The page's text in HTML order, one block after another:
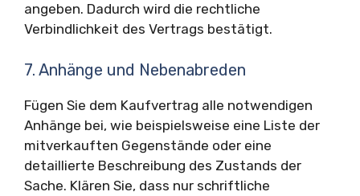
angeben. Dadurch wird die rechtliche
Verbindlichkeit des Vertrags bestätigt.
7. Anhänge und Nebenabreden
Fügen Sie dem Kaufvertrag alle notwendigen
Anhänge bei, wie beispielsweise eine Liste der
mitverkauften Gegenstände oder eine
detaillierte Beschreibung des Zustands der
Sache. Klären Sie, dass nur schriftliche